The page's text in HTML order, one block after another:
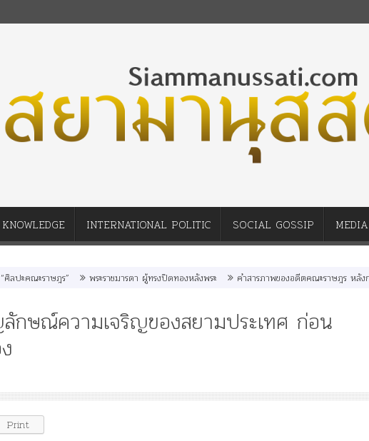
KNOWLEDGE INTERNATIONAL POLITIC SOCIAL GOSSIP MEDIA
ร” พระราชมารดา ผู้ทรงปิดทองหลังพระ คำสารภาพของอดีตคณะราษฎร หลังกระทำมิบังคว
กษณ์ความเจริญของสยามประเทศ ก่อน
สถานี
รถไฟ
อุตรดิตถ์
สัญลักษณ์
Print